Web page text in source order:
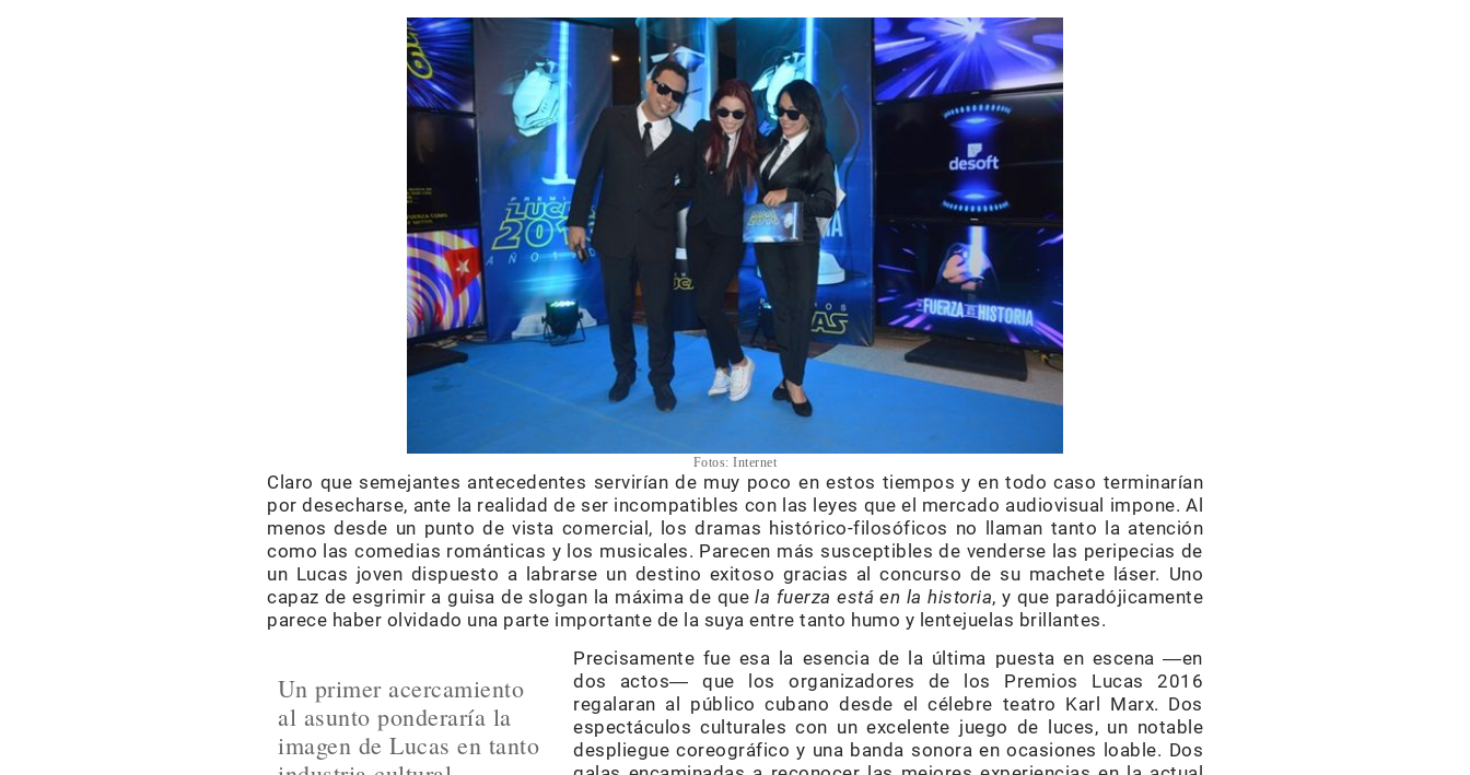
Fotos: Internet
Claro que semejantes antecedentes servirían de muy poco en estos tiempos y en todo caso terminarían
por desecharse, ante la realidad de ser incompatibles con las leyes que el mercado audiovisual impone. Al
menos desde un punto de vista comercial, los dramas histórico-filosóficos no llaman tanto la atención
como las comedias románticas y los musicales. Parecen más susceptibles de venderse las peripecias de
un Lucas joven dispuesto a labrarse un destino exitoso gracias al concurso de su machete láser. Uno
capaz de esgrimir a guisa de slogan la máxima de quela fuerza está en la historia, y que paradójicamente
parece haber olvidado una parte importante de la suya entre tanto humo y lentejuelas brillantes.
Un primer acercamiento
al asunto ponderaría la
imagen de Lucas en tanto
Precisamente fue esa la esencia de la última puesta en escena ―en
dos actos― que los organizadores de los Premios Lucas 2016
regalaran al público cubano desde el célebre teatro Karl Marx. Dos
espectáculos culturales con un excelente juego de luces, un notable
despliegue coreográfico y una banda sonora en ocasiones loable. Dos